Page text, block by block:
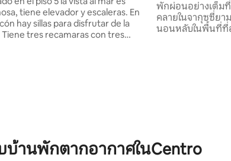
5, 59 รีวิว
tiene elevador y escaleras. En
hay sillas para disfrutar de la
Tiene tres recamaras con tres
พักผ่อนอย่างเต็มที่ ตื่นขึ้นมาริมน้ำ ผ่อน
คลายในจากุซซี่ย
นอนหลับในพื้นที่ที่อ
านพักตากอากาศในCentro